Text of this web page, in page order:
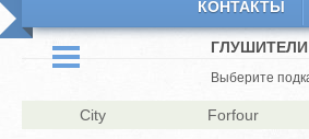
КОНТАКТЫ
ГЛУШИТЕЛИ
Выберите
City Forfour